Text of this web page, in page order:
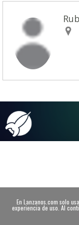
En Lanzanos.com solo
experiencia de uso. Al